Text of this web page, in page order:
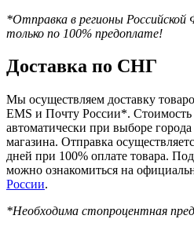
*Отправка в регионы Российской
только по 100% предоплате!
Доставка по СНГ
Мы осуществляем доставку
EMS и Почту России*. Стоимость
автоматически при выборе
магазина. Отправка
дней при 100% оплате товара.
можно ознакомиться на
России.
*Необходима стопроцентная